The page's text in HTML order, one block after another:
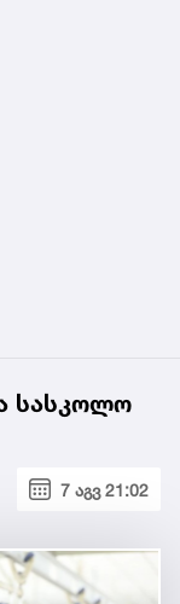
სასკოლო
7 აგვ 21:02